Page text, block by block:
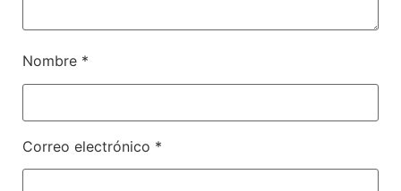
Nombre *
Correo electrónico *